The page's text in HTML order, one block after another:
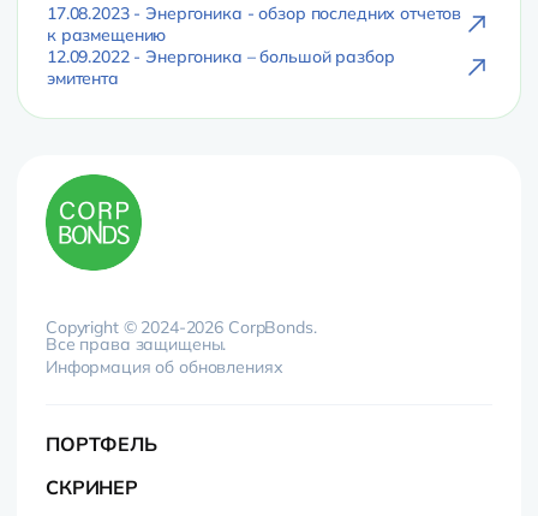
17.08.2023 - Энергоника - обзор последних отчетов
к размещению
12.09.2022 - Энергоника – большой разбор
эмитента
Copyright © 2024-2026 CorpBonds.
Все права защищены.
Информация об обновлениях
ПОРТФЕЛЬ
СКРИНЕР